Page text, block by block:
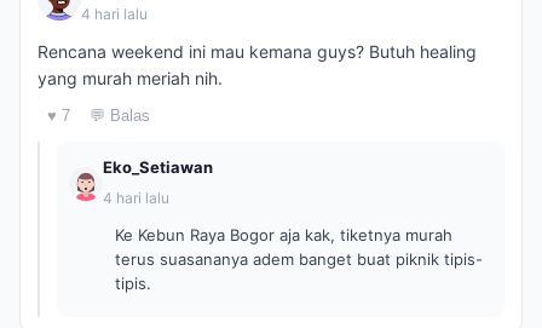
4 hari lalu
Rencana weekend ini mau kemana guys? Butuh healing
yang murah meriah nih.
♥ 7 💬 Balas
Eko_Setiawan
4 hari lalu
Ke Kebun Raya Bogor aja kak, tiketnya murah
terus suasananya adem banget buat piknik tipis-
tipis.